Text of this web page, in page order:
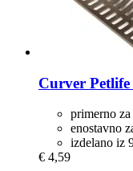
Curver Petlife
primerno
enostavno
izdelano iz
€ 4,59